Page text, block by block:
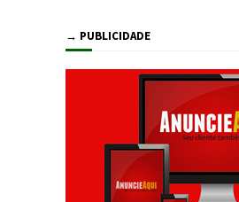
→ PUBLICIDADE